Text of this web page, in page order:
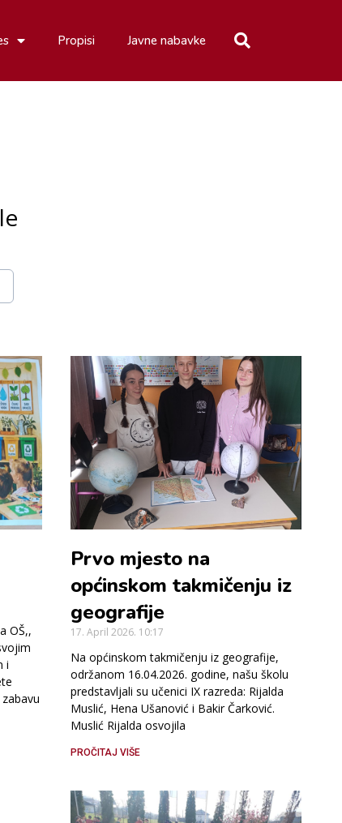
Propisi Javne nabavke
OŠ,,
i
Prvo mjesto na
općinskom takmičenju iz
geografije
17. April 2026. 10:17
Na općinskom takmičenju iz geografije,
održanom 16.04.2026. godine, našu školu
predstavljali su učenici IX razreda: Rijalda
Muslić, Hena Ušanović i Bakir Čarković.
Muslić Rijalda osvojila
PROČITAJ VIŠE